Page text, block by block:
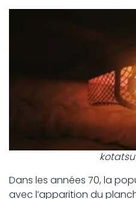
Dans les années 70, la
avec l’apparition du